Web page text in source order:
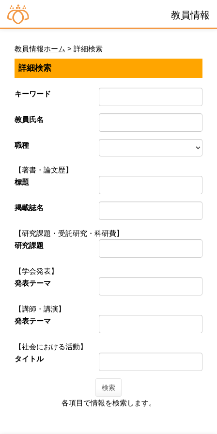
教員情報
教員情報ホーム > 詳細検索
詳細検索
キーワード
教員氏名
職種
【著書・論文歴】
標題
掲載誌名
【研究課題・受託研究・科研費】
研究課題
【学会発表】
発表テーマ
【講師・講演】
発表テーマ
【社会における活動】
タイトル
検索
各項目で情報を検索します。